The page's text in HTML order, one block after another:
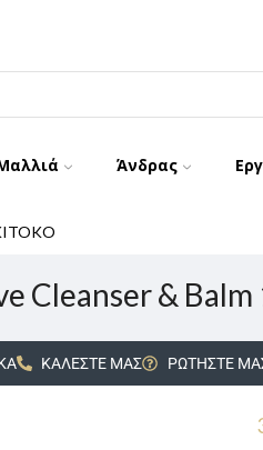
Άνδρας
Cleanser &
ΚΑΛΕΣΤΕ ΜΑΣ ΡΩΤΗΣΤΕ